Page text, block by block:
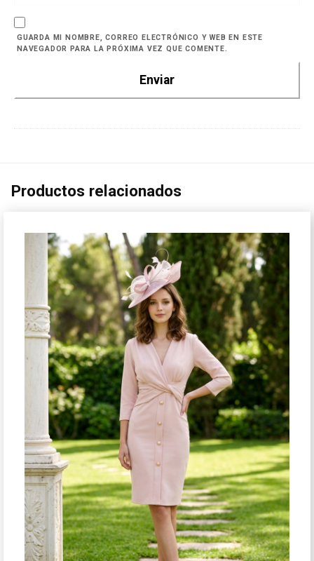
GUARDA MI NOMBRE, CORREO ELECTRÓNICO Y WEB EN ESTE
NAVEGADOR PARA LA PRÓXIMA VEZ QUE COMENTE.
Productos relacionados
¡Oferta!